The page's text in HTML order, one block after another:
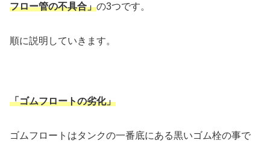
フロー管の不具合」の3つです。
順に説明していきます。
「ゴムフロートの劣化」
ゴムフロートはタンクの一番底にある黒いゴム栓の事で